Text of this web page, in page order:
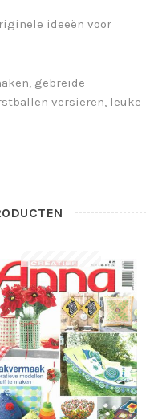
ideeën voor
gebreide
versieren, leuke